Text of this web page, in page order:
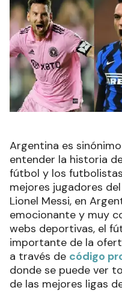
Argentina es
entender la historia
fútbol y los
mejores jugadores
Lionel Messi, en
emocionante y muy
webs deportivas, el
importante de la
a través de código
donde se puede ver
de las mejores ligas